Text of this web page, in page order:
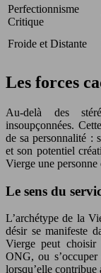
Perfectionnisme
Critique
Froide et Distante
Les forces
Au-delà des
insoupçonnées.
de sa personnalité :
et son potentiel
Vierge une personne
Le sens du
L’archétype de la
désir se manifeste
Vierge peut choisir
ONG, ou
lorsqu’elle contribue